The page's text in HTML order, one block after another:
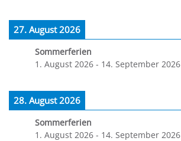
27. August 2026
Sommerferien
1. August 2026 - 14. September 2026
28. August 2026
Sommerferien
1. August 2026 - 14. September 2026